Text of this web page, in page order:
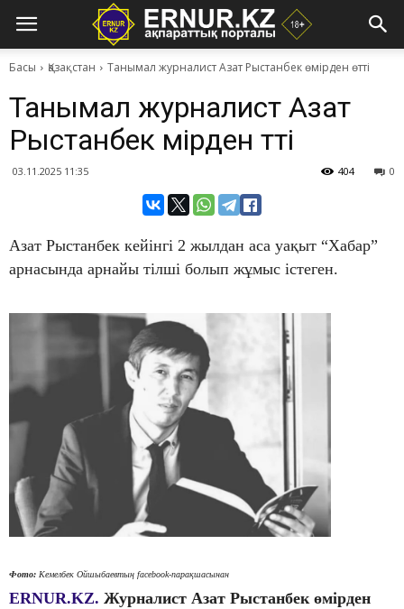
Басы Қазақстан Танымал журналист Азат Рыстанбек өмірден өтті
Танымал журналист Азат
Рыстанбек өмірден өтті
03.11.2025 11:35 0
404
Азат Рыстанбек кейінгі 2 жылдан аса уақыт “Хабар”
арнасында арнайы тілші болып жұмыс істеген.
Фото: Кемелбек Ойшыбаевтың facebook-парақшасынан
ERNUR.KZ. Журналист Азат Рыстанбек өмірден